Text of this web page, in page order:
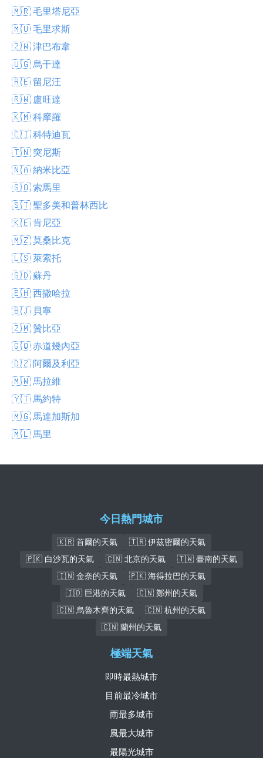
🇲🇷 毛里塔尼亞
🇲🇺 毛里求斯
🇿🇼 津巴布韋
🇺🇬 烏干達
🇷🇪 留尼汪
🇷🇼 盧旺達
🇰🇲 科摩羅
🇨🇮 科特迪瓦
🇹🇳 突尼斯
🇳🇦 納米比亞
🇸🇴 索馬里
🇸🇹 聖多美和普林西比
🇰🇪 肯尼亞
🇲🇿 莫桑比克
🇱🇸 萊索托
🇸🇩 蘇丹
🇪🇭 西撒哈拉
🇧🇯 貝寧
🇿🇲 贊比亞
🇬🇶 赤道幾內亞
🇩🇿 阿爾及利亞
🇲🇼 馬拉維
🇾🇹 馬約特
🇲🇬 馬達加斯加
🇲🇱 馬里
今日熱門城市
🇰🇷 首爾的天氣
🇹🇷 伊茲密爾的天氣
🇵🇰 白沙瓦的天氣
🇨🇳 北京的天氣
🇹🇼 臺南的天氣
🇮🇳 金奈的天氣
🇵🇰 海得拉巴的天氣
🇮🇩 巨港的天氣
🇨🇳 鄭州的天氣
🇨🇳 烏魯木齊的天氣
🇨🇳 杭州的天氣
🇨🇳 蘭州的天氣
極端天氣
即時最熱城市
目前最冷城市
雨最多城市
風最大城市
最陽光城市